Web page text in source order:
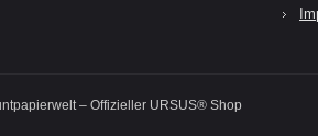
– Offizieller URSUS® Shop